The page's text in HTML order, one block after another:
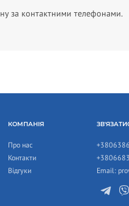
за контактними телефонами.
КОМПАНІЯ
Про нас
Контакти
Відгуки
Email: